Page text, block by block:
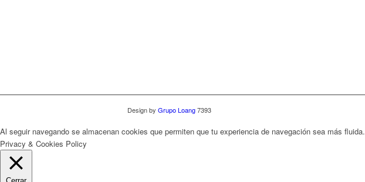
Design by Grupo Loang7393
Al seguir navegando se almacenan cookies que permiten que tu experiencia de navegación sea más fluida.
Privacy & Cookies Policy